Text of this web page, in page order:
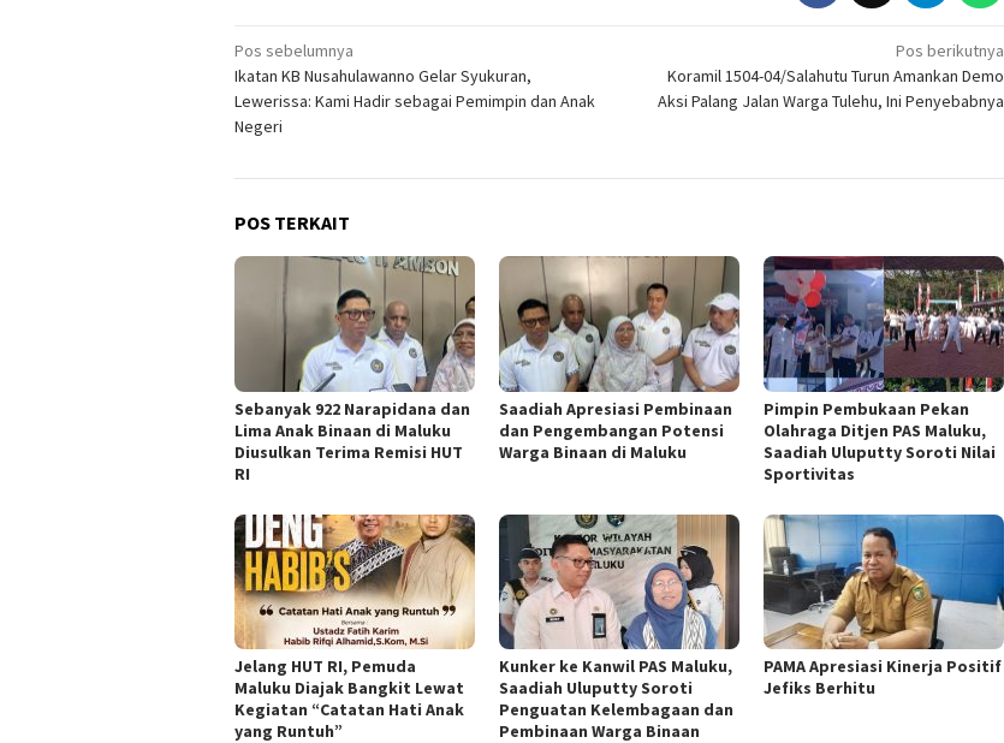
Navigasi
pos
Pos sebelumnya
Ikatan KB Nusahulawanno Gelar Syukuran,
Lewerissa: Kami Hadir sebagai Pemimpin dan Anak
Negeri
Pos berikutnya
Koramil 1504-04/Salahutu Turun Amankan Demo
Aksi Palang Jalan Warga Tulehu, Ini Penyebabnya
POS TERKAIT
Sebanyak 922 Narapidana dan
Lima Anak Binaan di Maluku
Diusulkan Terima Remisi HUT
RI
Saadiah Apresiasi Pembinaan
dan Pengembangan Potensi
Warga Binaan di Maluku
Pimpin Pembukaan Pekan
Olahraga Ditjen PAS Maluku,
Saadiah Uluputty Soroti Nilai
Sportivitas
Jelang HUT RI, Pemuda
Maluku Diajak Bangkit Lewat
Kegiatan “Catatan Hati Anak
yang Runtuh”
Kunker ke Kanwil PAS Maluku,
Saadiah Uluputty Soroti
Penguatan Kelembagaan dan
Pembinaan Warga Binaan
PAMA Apresiasi Kinerja Positif
Jefiks Berhitu